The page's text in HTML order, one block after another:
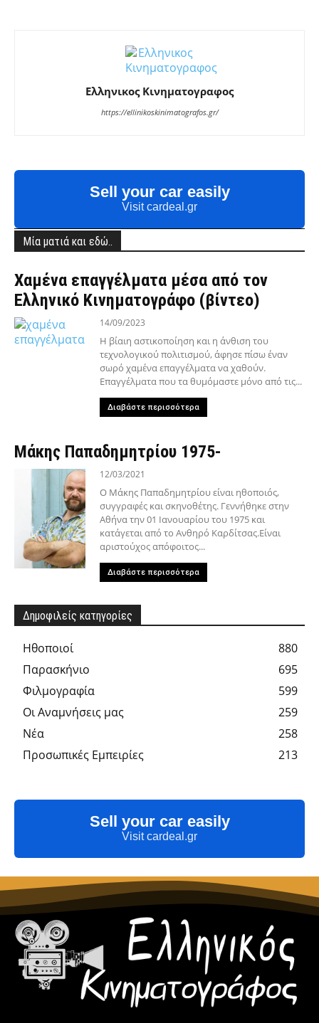
Ελληνικος Κινηματογραφος
https://ellinikoskinimatografos.gr/
Sell your car easily
Visit cardeal.gr
Μία ματιά και εδώ..
Χαμένα επαγγέλματα μέσα από τον
Ελληνικό Κινηματογράφο (βίντεο)
14/09/2023
Η βίαιη αστικοποίηση και η άνθιση του
τεχνολογικού πολιτισμού, άφησε πίσω έναν
σωρό χαμένα επαγγέλματα να χαθούν.
Επαγγέλματα που τα θυμόμαστε μόνο από τις...
Διαβάστε περισσότερα
Μάκης Παπαδημητρίου 1975-
12/03/2021
Ο Μάκης Παπαδημητρίου είναι ηθοποιός,
συγγραφές και σκηνοθέτης. Γεννήθηκε στην
Αθήνα την 01 Ιανουαρίου του 1975 και
κατάγεται από το Ανθηρό Καρδίτσας.Είναι
αριστούχος απόφοιτος...
Διαβάστε περισσότερα
Δημοφιλείς κατηγορίες
Hθοποιοί
880
Παρασκήνιο
695
Φιλμογραφία
599
Οι Αναμνήσεις μας
259
Νέα
258
Προσωπικές Εμπειρίες
213
Sell your car easily
Visit cardeal.gr